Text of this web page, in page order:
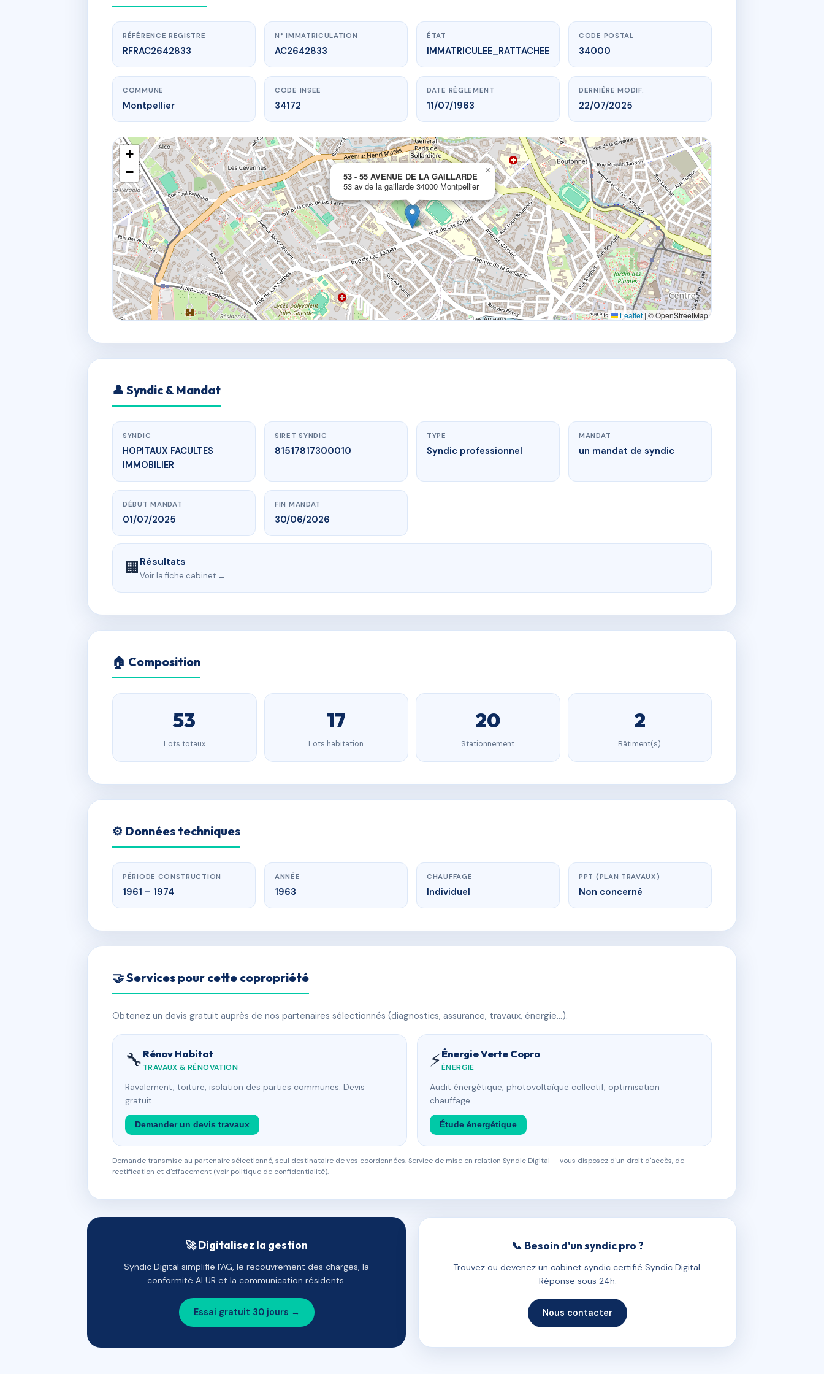
www.vme.plus/AC2642833
53 - 55 AVENUE DE LA GAILLARDE
53 av de la gaillarde34000 Montpellier
RÉFÉRENCE REGISTRE
RFRAC2642833
N° IMMATRICULATION
AC2642833
ÉTAT
IMMATRICULEE_RATTACHEE
CODE POSTAL
34000
COMMUNE
Montpellier
CODE INSEE
34172
DATE RÈGLEMENT
11/07/1963
DERNIÈRE MODIF.
22/07/2025
53 - 55 AVENUE DE LA GAILLARDE
53 av de la gaillarde 34000 Montpellier
×
+
−
Leaflet | © OpenStreetMap
👤 Syndic & Mandat
SYNDIC
HOPITAUX FACULTES
IMMOBILIER
SIRET SYNDIC
81517817300010
TYPE
Syndic professionnel
MANDAT
un mandat de syndic
DÉBUT MANDAT
01/07/2025
FIN MANDAT
30/06/2026
🏢Résultats
Voir la fiche cabinet →
🏠 Composition
53
Lots totaux
17
Lots habitation
20
Stationnement
2
Bâtiment(s)
⚙️ Données techniques
PÉRIODE CONSTRUCTION
1961 – 1974
ANNÉE
1963
CHAUFFAGE
Individuel
PPT (PLAN TRAVAUX)
Non concerné
🤝 Services pour cette copropriété
Obtenez un devis gratuit auprès de nos partenaires sélectionnés (diagnostics, assurance, travaux, énergie…).
🔧 Rénov Habitat
TRAVAUX & RÉNOVATION
Ravalement, toiture, isolation des parties communes. Devis
gratuit.
Demander un devis travaux
⚡Énergie Verte Copro
ÉNERGIE
Audit énergétique, photovoltaïque collectif, optimisation
chauffage.
Étude énergétique
Demande transmise au partenaire sélectionné, seul destinataire de vos coordonnées. Service de mise en relation Syndic Digital — vous disposez d'un droit d'accès, de
rectification et d'effacement (voir politique de confidentialité).
🚀 Digitalisez la gestion
Syndic Digital simplifie l'AG, le recouvrement des charges, la
conformité ALUR et la communication résidents.
Essai gratuit 30 jours →
📞 Besoin d'un syndic pro ?
Trouvez ou devenez un cabinet syndic certifié Syndic Digital.
Réponse sous 24h.
Nous contacter